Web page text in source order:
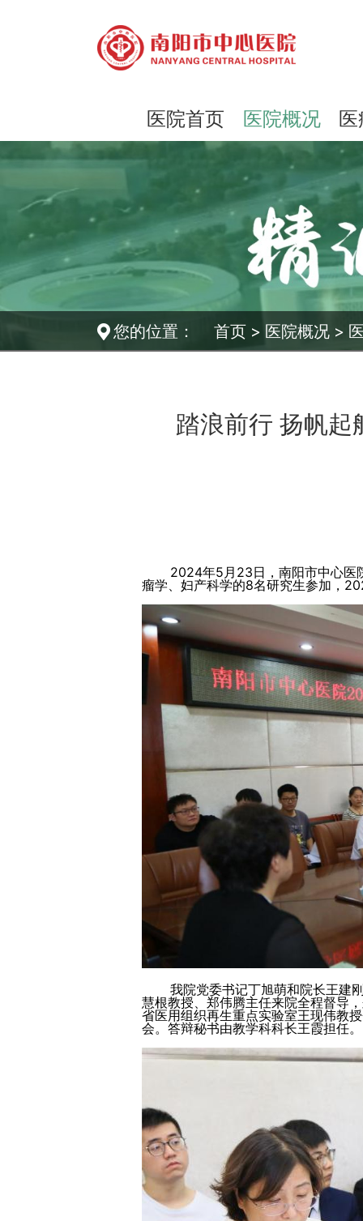
医院首页 医院概况
您的位置： 首页 > 医院概况 >
踏浪前行 扬帆
2024年5月23日，南阳市中心医院
瘤学、妇产科学的8名研究生参加，
我院党委书记丁旭萌和院长王建刚
慧根教授、郑伟腾主任来院全程督导
省医用组织再生重点实验室王现伟教
会。答辩秘书由教学科科长王霞担任。